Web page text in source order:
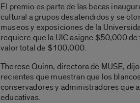
El premio es parte de las becas
cultural a grupos desatendidos y se
museos y exposiciones de la
requiere que la UIC asigne $50,000
valor total de $100,000.
Therese Quinn, directora de MUSE,
recientes que muestran que los
conservadores y administradores que
educativas.